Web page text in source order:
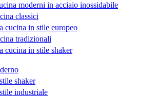
moderni in acciaio inossidabile
classici
cucina in stile europeo
tradizionali
cucina in stile shaker
shaker
industriale